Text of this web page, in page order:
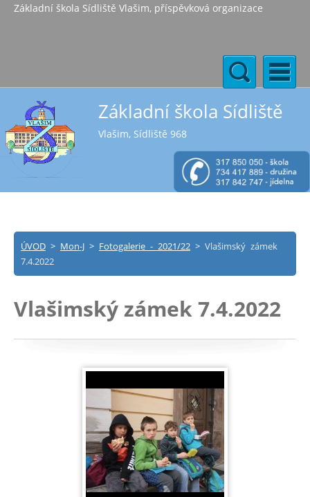
Základní škola Sídliště Vlašim, příspěvková organizace
Základní škola Sídliště
Vlašim, Sídliště 968
ÚVOD > Mon-J > Fotogalerie - 2021/22 > Vlašimský zámek
7.4.2022
Vlašimský zámek 7.4.2022